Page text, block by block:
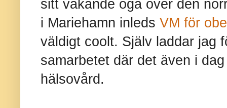
sitt vakande öga över den
i Mariehamn inleds VM för
väldigt coolt. Själv laddar jag
samarbetet där det även i
hälsovård.